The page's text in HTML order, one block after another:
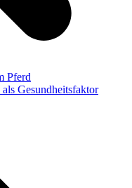
Pferd
als Gesundheitsfaktor